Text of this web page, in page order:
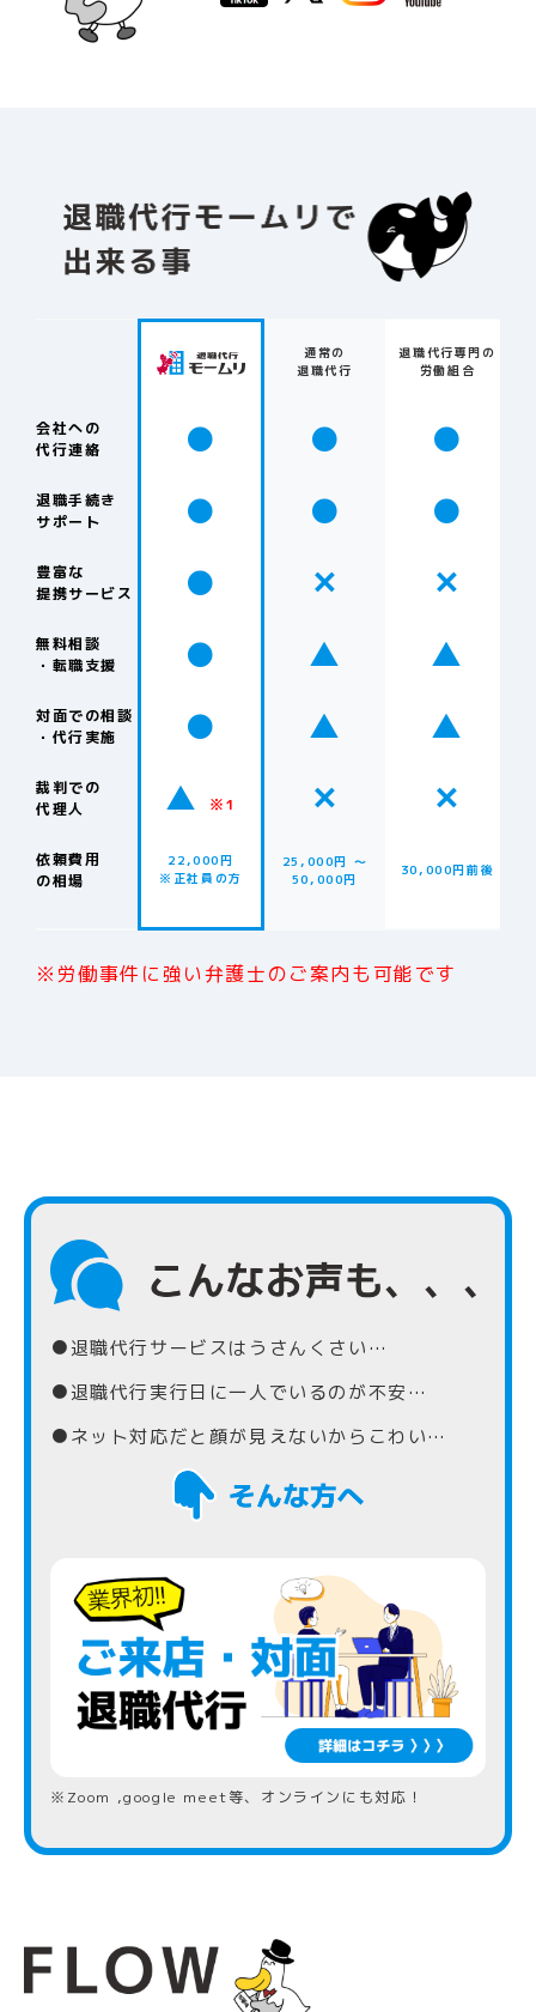
通常の
退職代行
退職代行専門の
労働組合
会社への
代行連絡
● ● ●
退職手続き
サポート
● ● ●
豊富な
提携サービス
● ✕ ✕
無料相談
・転職支援
● ▲ ▲
対面での相談
・代行実施
● ▲ ▲
裁判での
代理人
▲ ※1 ✕ ✕
依頼費用
の相場
22,000円
※正社員の方
25,000円 〜
50,000円
30,000円前後
※労働事件に強い弁護士のご案内も可能です
●退職代行サービスはうさんくさい…
●退職代行実行日に一人でいるのが不安…
●ネット対応だと顔が見えないからこわい…
※Zoom ,google meet等、オンラインにも対応！